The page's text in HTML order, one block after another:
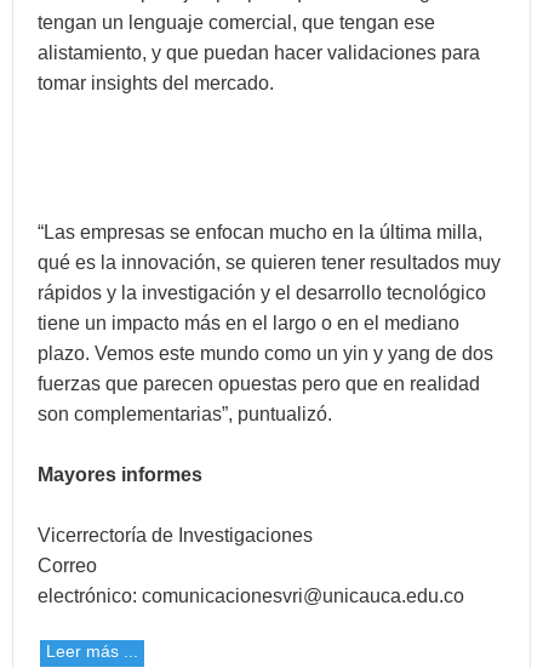
tengan un lenguaje comercial, que tengan ese
alistamiento, y que puedan hacer validaciones para
tomar insights del mercado.
“Las empresas se enfocan mucho en la última milla,
qué es la innovación, se quieren tener resultados muy
rápidos y la investigación y el desarrollo tecnológico
tiene un impacto más en el largo o en el mediano
plazo. Vemos este mundo como un yin y yang de dos
fuerzas que parecen opuestas pero que en realidad
son complementarias”, puntualizó.
Mayores informes
Vicerrectoría de Investigaciones
Correo
electrónico: comunicacionesvri@unicauca.edu.co
Leer más ...